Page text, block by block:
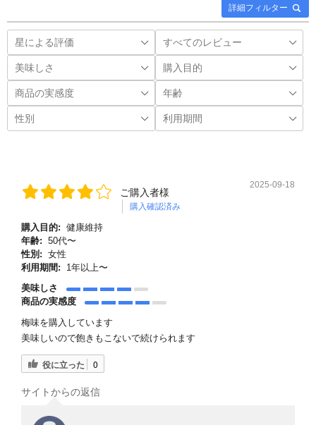
詳細フィルター
ご購入者様
購入確認済み
2025-09-18
購入目的: 健康維持
年齢: 50代〜
性別: 女性
利用期間:
1年以上〜
美味しさ
商品の実感度
梅味を購入しています
美味しいので飽きもこないで続けられます
役に立った 0
サイトからの返信